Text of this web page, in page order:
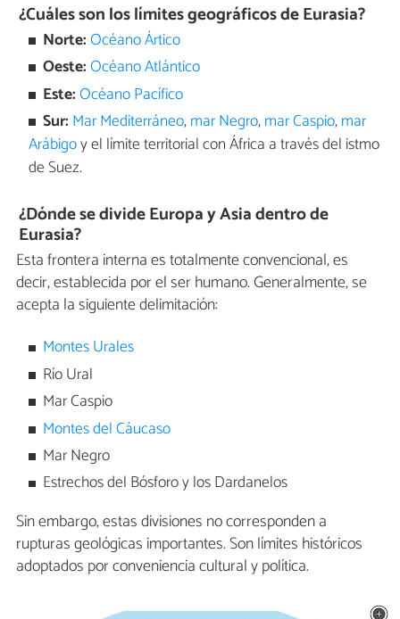
¿Cuáles son los límites geográficos de Eurasia?
Norte:Océano Ártico
Oeste:Océano Atlántico
Este:Océano Pacífico
Sur: Mar Mediterráneo,mar Negro,mar Caspio,mar
Arábigoy el límite territorial con África a través del istmo
de Suez.
¿Dónde se divide Europa y Asia dentro de
Eurasia?
Esta frontera interna es totalmente convencional, es
decir, establecida por el ser humano. Generalmente, se
acepta la siguiente delimitación:
Montes Urales
Río Ural
Mar Caspio
Montes del Cáucaso
Mar Negro
Estrechos del Bósforo y los Dardanelos
Sin embargo, estas divisiones no corresponden a
rupturas geológicas importantes. Son límites históricos
adoptados por conveniencia cultural y política.